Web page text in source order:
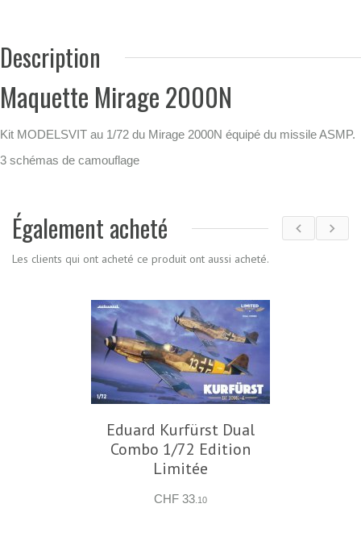
Description
Maquette Mirage 2000N
Kit MODELSVIT au 1/72 du Mirage 2000N équipé du missile ASMP.
3 schémas de camouflage
Également acheté
Les clients qui ont acheté ce produit ont aussi acheté.
Eduard Kurfürst Dual
Combo 1/72 Edition
Limitée
CHF 33 .10